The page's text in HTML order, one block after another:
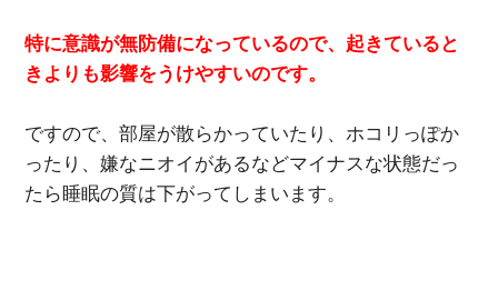
特に意識が無防備になっているので、起きていると
きよりも影響をうけやすいのです。
ですので、部屋が散らかっていたり、ホコリっぽか
ったり、嫌なニオイがあるなどマイナスな状態だっ
たら睡眠の質は下がってしまいます。